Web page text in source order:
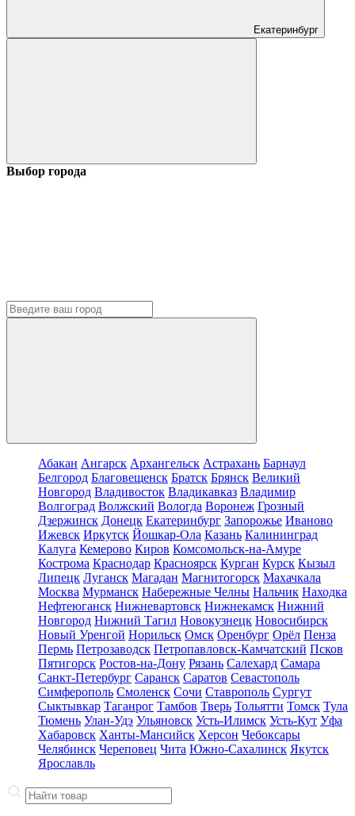
Екатеринбург
Выбор города
Абакан Ангарск Архангельск Астрахань Барнаул
Белгород Благовещенск Братск Брянск Великий
Новгород Владивосток Владикавказ Владимир
Волгоград Волжский Вологда Воронеж Грозный
Дзержинск Донецк Екатеринбург Запорожье Иваново
Ижевск Иркутск Йошкар-Ола Казань Калининград
Калуга Кемерово Киров Комсомольск-на-Амуре
Кострома Краснодар Красноярск Курган Курск Кызыл
Липецк Луганск Магадан Магнитогорск Махачкала
Москва Мурманск Набережные Челны Нальчик Находка
Нефтеюганск Нижневартовск Нижнекамск Нижний
Новгород Нижний Тагил Новокузнецк Новосибирск
Новый Уренгой Норильск Омск Оренбург Орёл Пенза
Пермь Петрозаводск Петропавловск-Камчатский Псков
Пятигорск Ростов-на-Дону Рязань Салехард Самара
Санкт-Петербург Саранск Саратов Севастополь
Симферополь Смоленск Сочи Ставрополь Сургут
Сыктывкар Таганрог Тамбов Тверь Тольятти Томск Тула
Тюмень Улан-Удэ Ульяновск Усть-Илимск Усть-Кут Уфа
Хабаровск Ханты-Мансийск Херсон Чебоксары
Челябинск Череповец Чита Южно-Сахалинск Якутск
Ярославль